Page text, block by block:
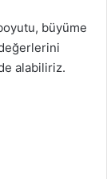
büyüme
alabiliriz.